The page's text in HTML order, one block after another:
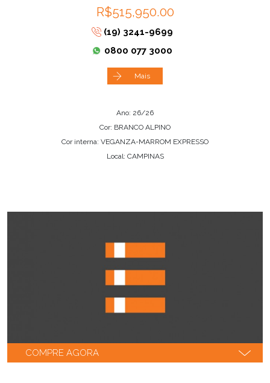
R$515,950.00
(19) 3241-9699
0800 077 3000
Mais
Ano: 26/26
Cor: BRANCO ALPINO
Cor interna: VEGANZA-MARROM EXPRESSO
Local: CAMPINAS
COMPRE AGORA